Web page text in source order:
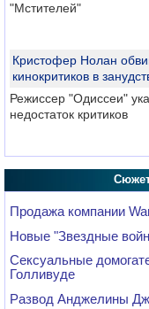
"Мстителей"
Кристофер Нолан
кинокритиков в
Режиссер "Одиссеи"
недостаток критиков
Продажа компании
Новые "Звездные
Сексуальные
Голливуде
Развод Анджелины